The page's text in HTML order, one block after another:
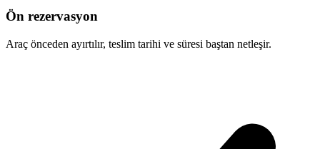
Ön rezervasyon
Araç önceden ayırtılır, teslim tarihi ve süresi baştan netleşir.